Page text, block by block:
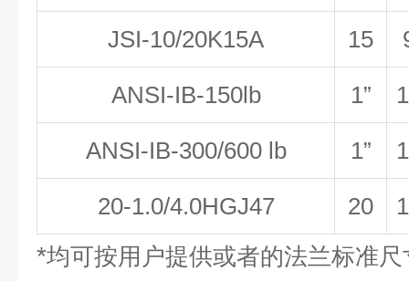
JSI-10/20K15A 15
ANSI-IB-150lb 1”
ANSI-IB-300/600 lb 1”
20-1.0/4.0HGJ47 20
*均可按用户提供或者的法兰标准尺